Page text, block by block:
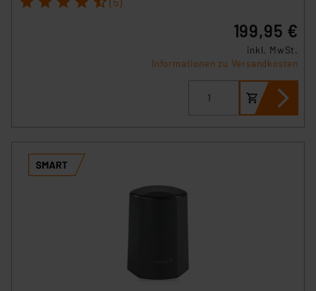
199,95 €
inkl. MwSt.
Informationen zu Versandkosten